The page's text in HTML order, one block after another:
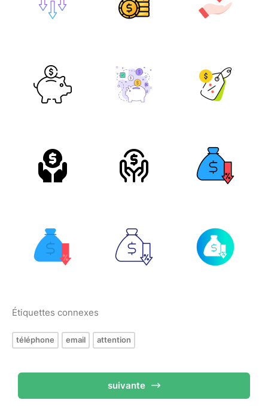
Étiquettes connexes
téléphone email attention
suivante